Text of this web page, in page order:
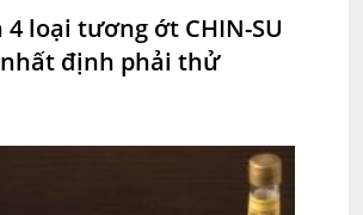
4 loại tương ớt CHIN-SU
định phải thử